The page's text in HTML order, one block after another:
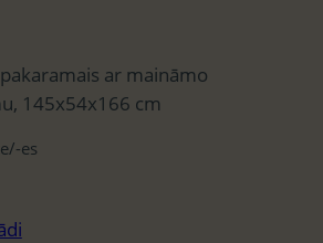
ar maināmo
145x54x166 cm
es